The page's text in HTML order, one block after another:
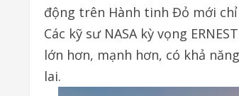
động trên Hành tinh Đỏ mới
Các kỹ sư NASA kỳ vọng
lớn hơn, mạnh hơn, có khả
lai.